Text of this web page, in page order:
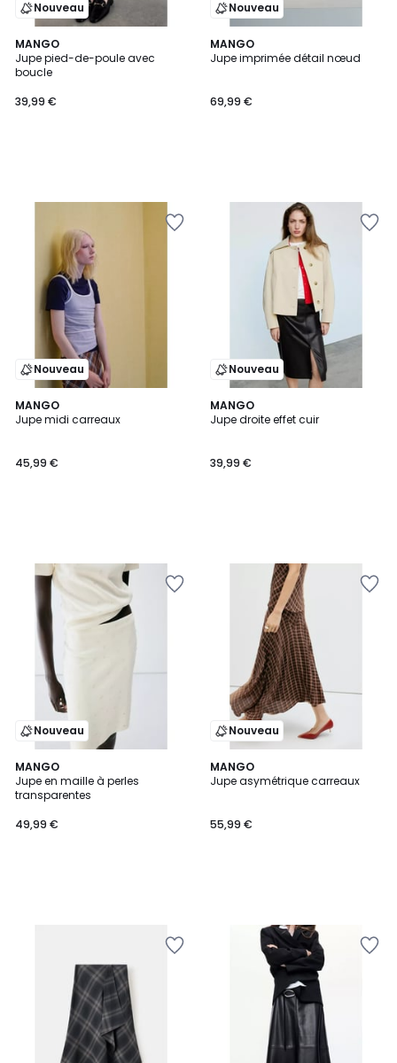
Nouveau
MANGO
Jupe pied-de-poule avec
boucle
39,99 €
Nouveau
MANGO
Jupe imprimée détail nœud
69,99 €
Nouveau
MANGO
Jupe midi carreaux
45,99 €
Nouveau
MANGO
Jupe droite effet cuir
39,99 €
Nouveau
MANGO
Jupe en maille à perles
transparentes
49,99 €
Nouveau
MANGO
Jupe asymétrique carreaux
55,99 €